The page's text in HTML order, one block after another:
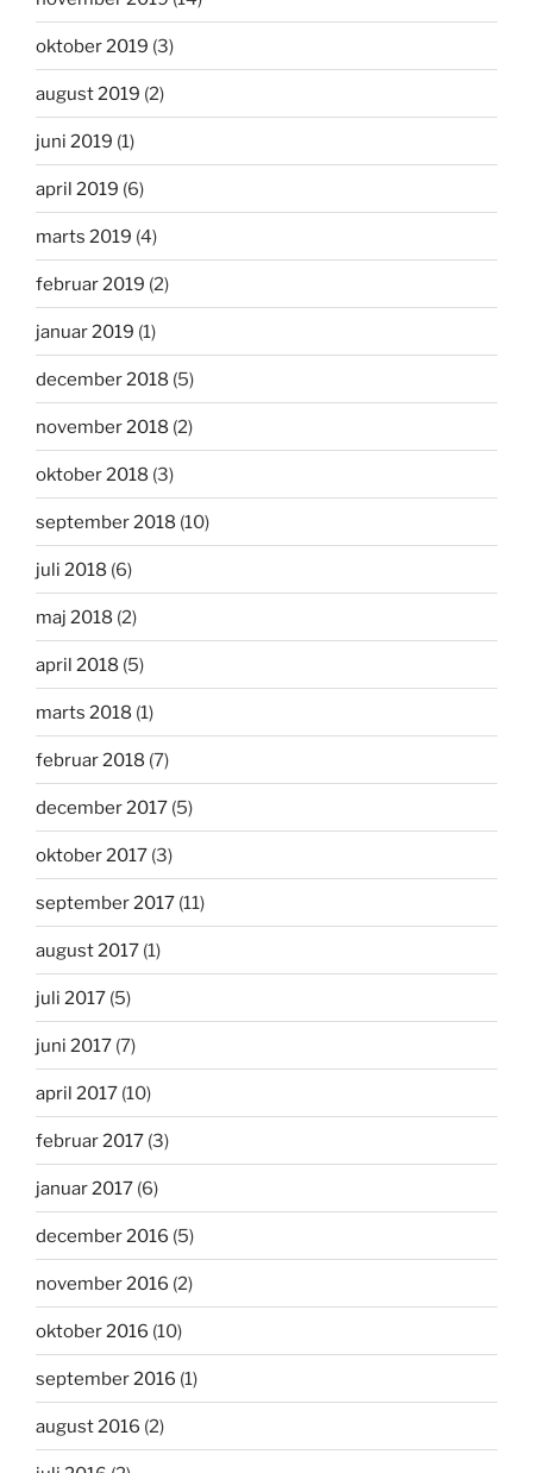
oktober 2019 (3)
august 2019 (2)
juni 2019 (1)
april 2019 (6)
marts 2019 (4)
februar 2019 (2)
januar 2019 (1)
december 2018 (5)
november 2018 (2)
oktober 2018 (3)
september 2018 (10)
juli 2018 (6)
maj 2018 (2)
april 2018 (5)
marts 2018 (1)
februar 2018 (7)
december 2017 (5)
oktober 2017 (3)
september 2017 (11)
august 2017 (1)
juli 2017 (5)
juni 2017 (7)
april 2017 (10)
februar 2017 (3)
januar 2017 (6)
december 2016 (5)
november 2016 (2)
oktober 2016 (10)
september 2016 (1)
august 2016 (2)